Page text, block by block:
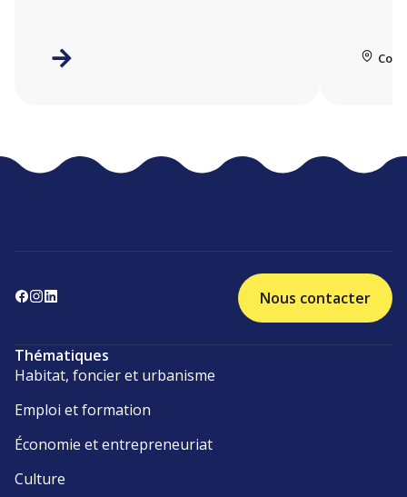
Nous contacter
Thématiques
Habitat, foncier et urbanisme
Emploi et formation
Économie et entrepreneuriat
Culture